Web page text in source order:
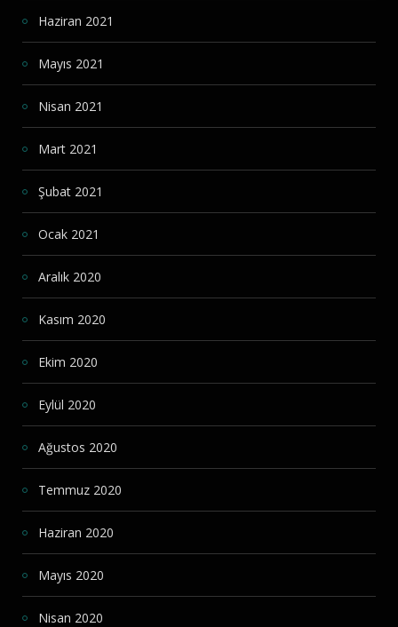
Haziran 2021
Mayıs 2021
Nisan 2021
Mart 2021
Şubat 2021
Ocak 2021
Aralık 2020
Kasım 2020
Ekim 2020
Eylül 2020
Ağustos 2020
Temmuz 2020
Haziran 2020
Mayıs 2020
Nisan 2020